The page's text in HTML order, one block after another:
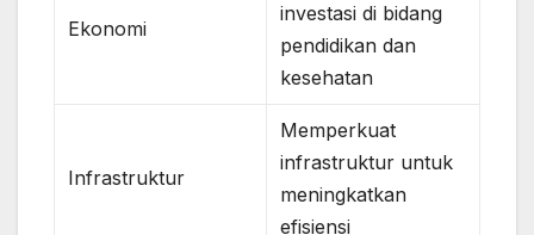
Ekonomi
investasi di bidang
pendidikan dan
kesehatan
Infrastruktur
Memperkuat
infrastruktur untuk
meningkatkan
efisiensi